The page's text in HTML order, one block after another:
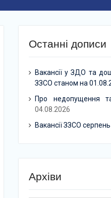
Останні дописи
Вакансії у ЗДО та
ЗЗСО станом на
Про недопущення
04.08.2026
Вакансії ЗЗСО
Архіви